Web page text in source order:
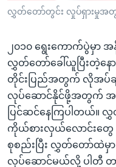
သို့
ကျော်
ရန်
ရှာဖွေ
ရန်
နေရာ
သို့
ကျော်
ရန်
ဗွီအိုအေ လူမှုကွန်ယက်များ
ဘာသာစကားများ
လွှတ်တော်တွင်း လှုပ်ရှားမှုအတွ
၂၀၁၀ ရွေးကောက်ပွဲမှ
လွှတ်တော်ခေါ်ယူပြီးတဲ့န
တိုင်းပြည်အတွက် လိုအပ်ချ
လုပ်ဆောင်နိုင်ဖို့အတွက်
ပြင်ဆင်နေကြပါတယ်။
ကိုယ်စားလှယ်လောင်းတွေ
စုစည်းပြီး လွှတ်တော်ထဲ
လုပ်ဆောင်မယ်လို့ ပါတီ တ